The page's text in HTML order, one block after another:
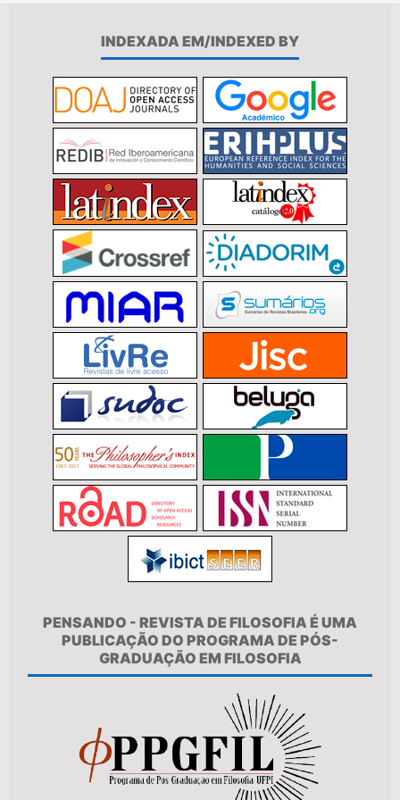
INDEXADA EM/INDEXED BY
PENSANDO - REVISTA DE FILOSOFIA É UMA
PUBLICAÇÃO DO PROGRAMA DE PÓS-
GRADUAÇÃO EM FILOSOFIA